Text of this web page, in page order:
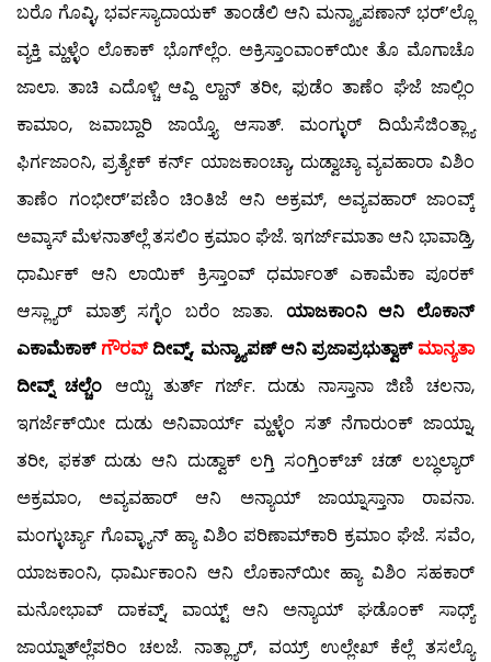
ಬರೊ ಗೊವ್ಳಿ, ಭರ್ವಸ್ಯಾದಾಯಕ್ ತಾಂಡೆಲಿ ಆನಿ ಮನ್ಶ್ಯಾಪಣಾನ್ ಭರ್’ಲ್ಲೊ
ವ್ಯಕ್ತಿ ಮ್ಹಳ್ಳೆಂ ಲೊಕಾಕ್ ಭೊಗ್‍ಲ್ಲೆಂ. ಅಕ್ರಿಸ್ತಾಂವಾಂಕ್‍ಯೀ ತೊ ಮೊಗಾಚೊ
ಜಾಲಾ. ತಾಚಿ ಎದೊಳ್ಚಿ ಆವ್ದಿ ಲ್ಹಾನ್ ತರೀ, ಫುಡೆಂ ತಾಣೆಂ ಘೆಜೆ ಜಾಲ್ಲಿಂ
ಕಾಮಾಂ, ಜವಾಬ್ದಾರಿ ಜಾಯ್ತ್ಯೊ ಆಸಾತ್. ಮಂಗ್ಳುರ್ ದಿಯೆಸೆಜಿಂತ್ಲ್ಯಾ
ಫಿರ್ಗಜಾಂನಿ, ಪ್ರತ್ಯೇಕ್ ಕರ್ನ್ ಯಾಜಕಾಂಚ್ಯಾ, ದುಡ್ವಾಚ್ಯಾ ವ್ಯವಹಾರಾ ವಿಶಿಂ
ತಾಣೆಂ ಗಂಭೀರ್’ಪಣಿಂ ಚಿಂತಿಜೆ ಆನಿ ಅಕ್ರಮ್, ಅವ್ಯವಹಾರ್ ಜಾಂವ್ಕ್
ಅವ್ಕಾಸ್ ಮೆಳನಾತ್‍ಲ್ಲೆ ತಸಲಿಂ ಕ್ರಮಾಂ ಘೆಜೆ. ಇಗರ್ಜ್‍ಮಾತಾ ಆನಿ ಭಾವಾಡ್ತಿ,
ಧಾರ್ಮಿಕ್ ಆನಿ ಲಾಯಿಕ್ ಕ್ರಿಸ್ತಾಂವ್ ಧರ್ಮಾಂತ್ ಎಕಾಮೆಕಾ ಪೂರಕ್
ಆಸ್ಲ್ಯಾರ್ ಮಾತ್ರ್ ಸಗ್ಳೆಂ ಬರೆಂ ಜಾತಾ. ಯಾಜಕಾಂನಿ ಆನಿ ಲೊಕಾನ್
ಎಕಾಮೆಕಾಕ್ಗೌರವ್ದೀವ್ನ್, ಮನ್ಶ್ಯಾಪಣ್ ಆನಿ ಪ್ರಜಾಪ್ರಭುತ್ವಾಕ್ಮಾನ್ಯತಾ
ದೀವ್ನ್ ಚಲ್ಚೆಂ ಆಯ್ಚಿ ತುರ್ತ್ ಗರ್ಜ್. ದುಡು ನಾಸ್ತಾನಾ ಜಿಣಿ ಚಲನಾ,
ಇಗರ್ಜೆಕ್‍ಯೀ ದುಡು ಅನಿವಾರ್ಯ್ ಮ್ಹಳ್ಳೆಂ ಸತ್ ನೆಗಾರುಂಕ್ ಜಾಯ್ನಾ,
ತರೀ, ಫಕತ್ ದುಡು ಆನಿ ದುಡ್ವಾಕ್ ಲಗ್ತಿ ಸಂಗ್ತಿಂಕ್‍ಚ್ ಚಡ್ ಲಬ್ಧಲ್ಯಾರ್
ಅಕ್ರಮಾಂ, ಅವ್ಯವಹಾರ್ ಆನಿ ಅನ್ಯಾಯ್ ಜಾಯ್ನಾಸ್ತಾನಾ ರಾವನಾ.
ಮಂಗ್ಳುರ್ಚ್ಯಾ ಗೊವ್ಳ್ಯಾನ್ ಹ್ಯಾ ವಿಶಿಂ ಪರಿಣಾಮ್‍ಕಾರಿ ಕ್ರಮಾಂ ಘೆಜೆ. ಸವೆಂ,
ಯಾಜಕಾಂನಿ, ಧಾರ್ಮಿಕಾಂನಿ ಆನಿ ಲೊಕಾನ್‍ಯೀ ಹ್ಯಾ ವಿಶಿಂ ಸಹಕಾರ್
ಮನೋಭಾವ್ ದಾಕವ್ನ್, ವಾಯ್ಟ್ ಆನಿ ಅನ್ಯಾಯ್ ಘಡೊಂಕ್ ಸಾಧ್ಯ್
ಜಾಯ್ನಾತ್‍ಲ್ಲೆಪರಿಂ ಚಲಜೆ. ನಾತ್ಲ್ಯಾರ್, ವಯ್ರ್ ಉಲ್ಲೇಖ್ ಕೆಲ್ಲೆ ತಸಲ್ಯೊ